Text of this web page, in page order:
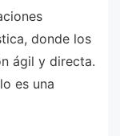
donde los
ágil y directa.
es una